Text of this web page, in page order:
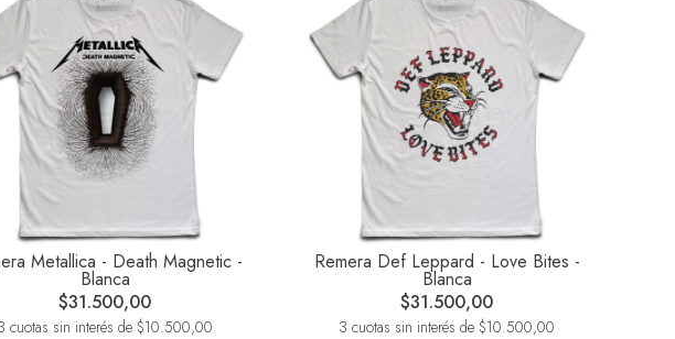
Metallica - Death Magnetic -
Blanca
$31.500,00
cuotas sin interés de $10.500,00
Remera Def Leppard - Love Bites -
Blanca
$31.500,00
3 cuotas sin interés de $10.500,00